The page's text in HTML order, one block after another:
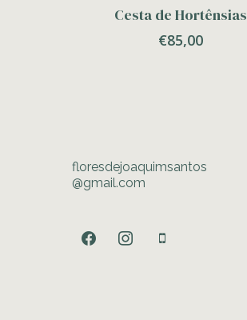
Adicionar
Cesta de Hortênsias
€85,00
floresdejoaquimsantos
@gmail.com
facebookinstagrammobile